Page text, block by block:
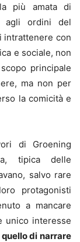
più amata di
agli ordini del
intrattenere con
e sociale, non
principale
ma non per
la comicità e
di Groening
tipica delle
salvo rare
protagonisti
a mancare
unico interesse
di narrare